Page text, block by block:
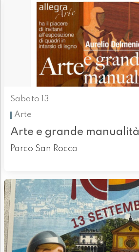
Sabato 13
Arte
Arte e grande manualità
Parco San Rocco